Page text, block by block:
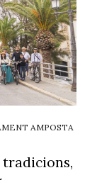
AMPOSTA
tradicions,